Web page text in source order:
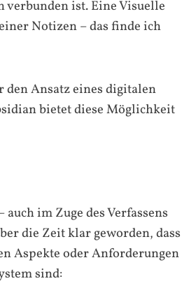
ist. Eine Visuelle
Notizen – das finde ich
Ansatz eines digitalen
bietet diese Möglichkeit
im Zuge des Verfassens
die Zeit klar geworden, dass
Aspekte oder Anforderungen
sind: